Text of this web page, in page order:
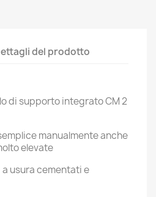
del prodotto
di supporto integrato CM 2
manualmente anche
elevate
usura cementati e